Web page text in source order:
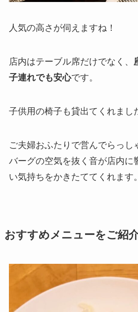
人気の高さが伺えますね！
店内はテーブル席だけでなく、
子連れでも安心です。
子供用の椅子も貸出てくれまし
ご夫婦おふたりで営んでらっし
バーグの空気を抜く音が店内に
い気持ちをかきたててくれます。
おすすめメニューをご紹介